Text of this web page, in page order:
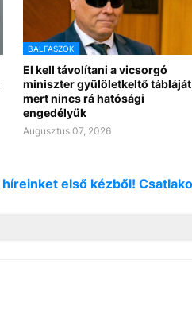
BALFASZOK
El kell távolítani a vicsorgó
miniszter gyülöletkeltő
mert nincs rá hatósági
engedélyük
Augusztus 07, 2026
híreinket első kézből!